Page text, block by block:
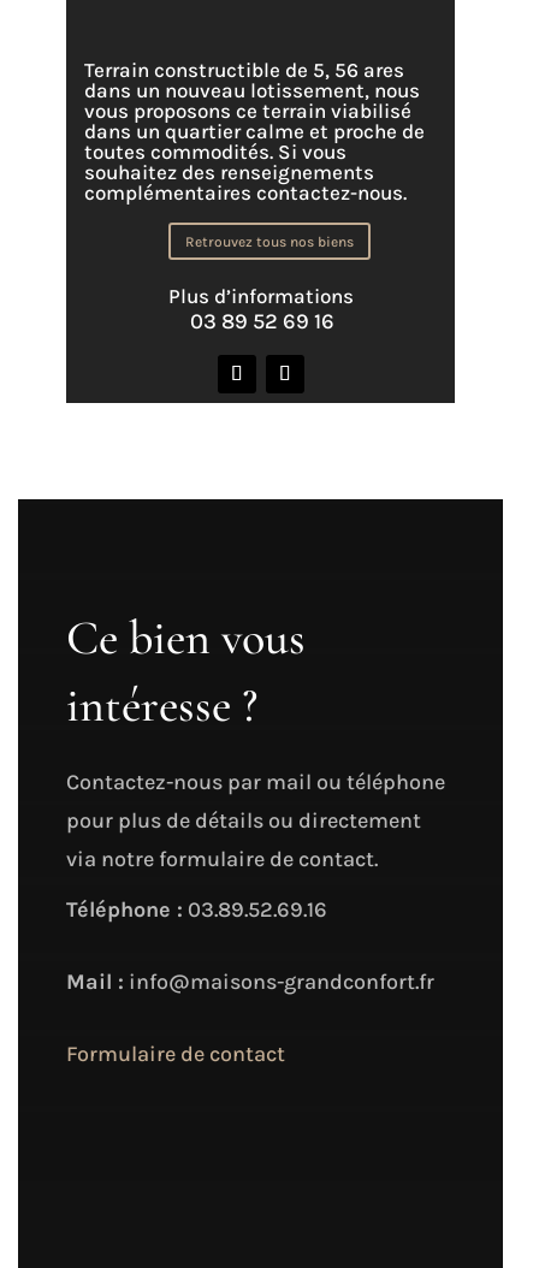
Terrain constructible de 5, 56 ares
dans un nouveau lotissement, nous
vous proposons ce terrain viabilisé
dans un quartier calme et proche de
toutes commodités. Si vous
souhaitez des renseignements
complémentaires contactez-nous.
Retrouvez tous nos biens
Plus d’informations
03 89 52 69 16
Ce bien vous
intéresse ?
Contactez-nous par mail ou téléphone
pour plus de détails ou directement
via notre formulaire de contact.
Téléphone : 03.89.52.69.16
Mail : info@maisons-grandconfort.fr
Formulaire de contact